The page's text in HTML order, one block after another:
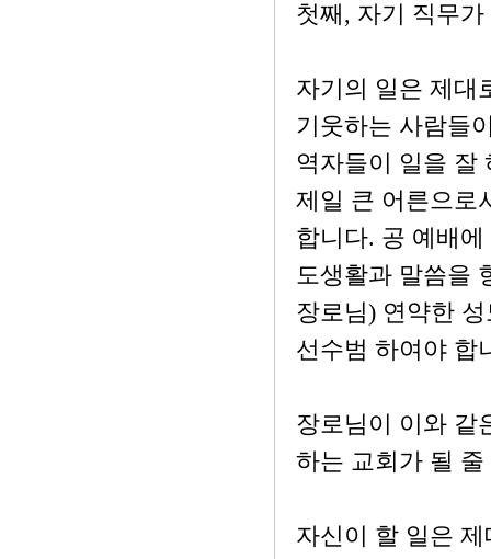
첫째, 자기 직무
자기의 일은 제대
기웃하는 사람들
역자들이 일을 잘
제일 큰 어른으로
합니다. 공 예배
도생활과 말씀을
장로님) 연약한
선수범 하여야 합
장로님이 이와 같
하는 교회가 될
자신이 할 일은